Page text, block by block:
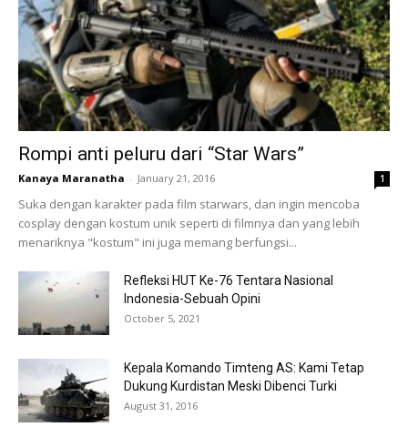
Rompi anti peluru dari “Star Wars”
Kanaya Maranatha - January 21, 2016 1
Suka dengan karakter pada film starwars, dan ingin mencoba
cosplay dengan kostum unik seperti di filmnya dan yang lebih
menariknya "kostum" ini juga memang berfungsi...
Refleksi HUT Ke-76 Tentara Nasional
Indonesia-Sebuah Opini
October 5, 2021
Kepala Komando Timteng AS: Kami Tetap
Dukung Kurdistan Meski Dibenci Turki
August 31, 2016